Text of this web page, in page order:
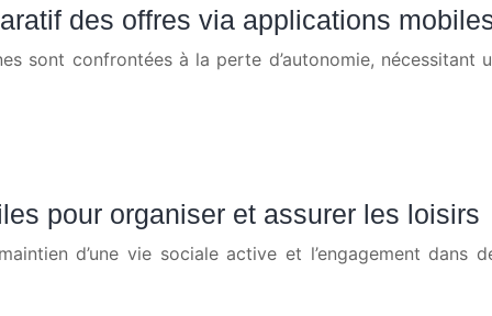
des offres via applications
sont confrontées à la perte d’autonomie,
pour organiser et assurer les loisirs
d’une vie sociale active et l’engagement dans